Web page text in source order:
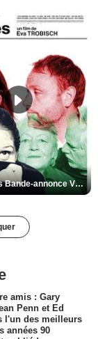
Home stories Bande-annonce VO STFR
amis : Gary
Penn et Ed
l'un des meilleurs
années 90